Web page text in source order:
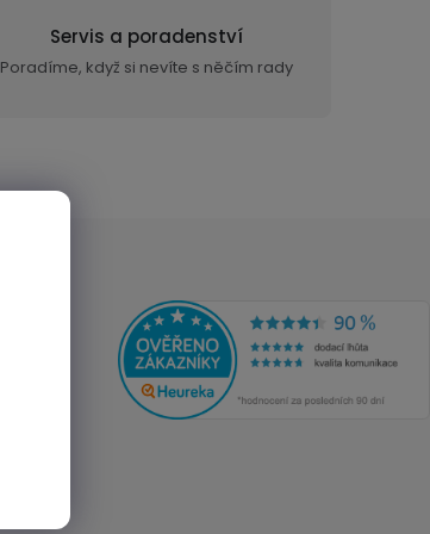
Servis a poradenství
Poradíme, když si nevíte s něčím rady